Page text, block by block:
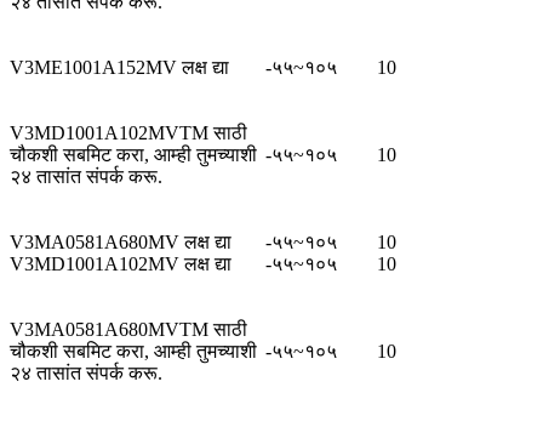
V3ME1001A152MV लक्ष द्या -५५~१०५ 10
V3MD1001A102MVTM साठी
चौकशी सबमिट करा, आम्ही तुमच्याशी
२४ तासांत संपर्क करू.
-५५~१०५ 10
V3MA0581A680MV लक्ष द्या -५५~१०५
10
V3MD1001A102MV लक्ष द्या
-५५~१०५ 10
V3MA0581A680MVTM साठी
चौकशी सबमिट करा, आम्ही तुमच्याशी
२४ तासांत संपर्क करू.
-५५~१०५ 10